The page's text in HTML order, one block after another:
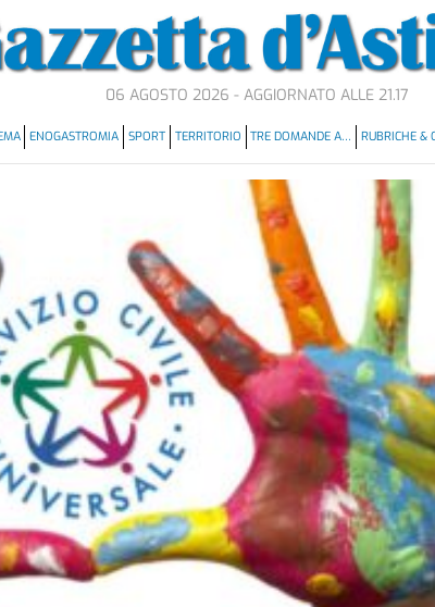
06 AGOSTO 2026 - AGGIORNATO ALLE 21.17
ENOGASTROMIA SPORT TERRITORIO TRE DOMANDE A… RUBRICHE &